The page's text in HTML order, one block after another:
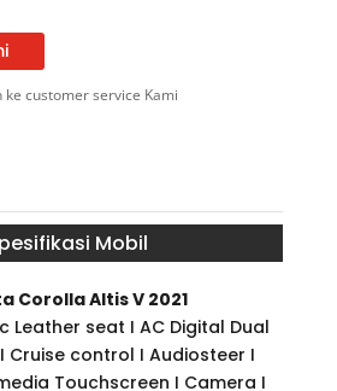
customer service Kami
Mobil
Corolla Altis V 2021
Leather seat I AC Digital Dual
Cruise control I Audiosteer I
Touchscreen I Camera I